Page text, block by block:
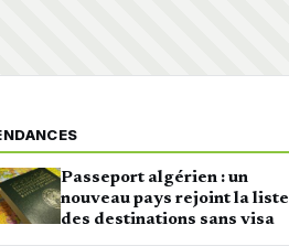
Passeport algérien : un
nouveau pays rejoint la liste
des destinations sans visa